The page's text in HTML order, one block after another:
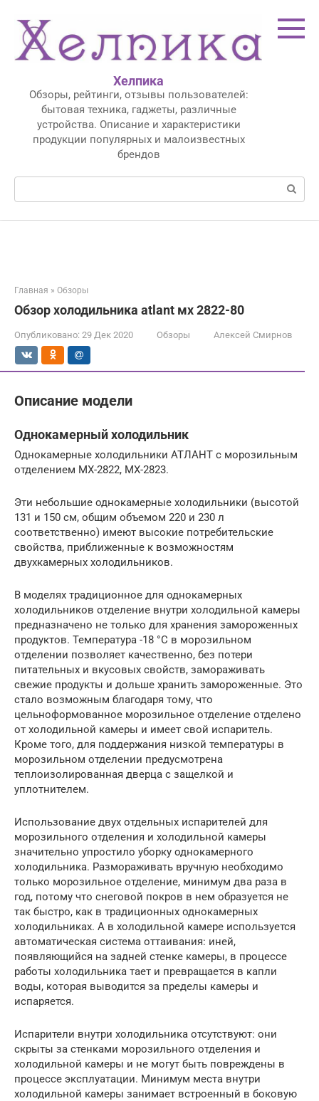
контенту
Хелпика
Обзоры, рейтинги, отзывы пользователей:
бытовая техника, гаджеты, различные
устройства. Описание и характеристики
продукции популярных и малоизвестных
брендов
Поиск:
Главная » Обзоры
Обзор холодильника atlant мх 2822-80
Опубликовано: 29 Дек 2020 Обзоры Алексей Смирнов
Описание модели
Однокамерный холодильник
Однокамерные холодильники АТЛАНТ с морозильным
отделением МХ-2822, МХ-2823.
Эти небольшие однокамерные холодильники (высотой
131 и 150 см, общим объемом 220 и 230 л
соответственно) имеют высокие потребительские
свойства, приближенные к возможностям
двухкамерных холодильников.
В моделях традиционное для однокамерных
холодильников отделение внутри холодильной камеры
предназначено не только для хранения замороженных
продуктов. Температура -18 °С в морозильном
отделении позволяет качественно, без потери
питательных и вкусовых свойств, замораживать
свежие продукты и дольше хранить замороженные. Это
стало возможным благодаря тому, что
цельноформованное морозильное отделение отделено
от холодильной камеры и имеет свой испаритель.
Кроме того, для поддержания низкой температуры в
морозильном отделении предусмотрена
теплоизолированная дверца с защелкой и
уплотнителем.
Использование двух отдельных испарителей для
морозильного отделения и холодильной камеры
значительно упростило уборку однокамерного
холодильника. Размораживать вручную необходимо
только морозильное отделение, минимум два раза в
год, потому что снеговой покров в нем образуется не
так быстро, как в традиционных однокамерных
холодильниках. А в холодильной камере используется
автоматическая система оттаивания: иней,
появляющийся на задней стенке камеры, в процессе
работы холодильника тает и превращается в капли
воды, которая выводится за пределы камеры и
испаряется.
Испарители внутри холодильника отсутствуют: они
скрыты за стенками морозильного отделения и
холодильной камеры и не могут быть повреждены в
процессе эксплуатации. Минимум места внутри
холодильной камеры занимает встроенный в боковую